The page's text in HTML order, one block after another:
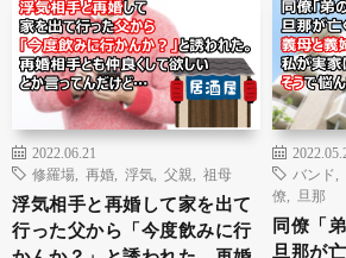
2022.06.21
修羅場
再婚 浮気 父親 祖母
浮気相手と再婚して家を出て
行った父から「今度飲みに行
バンド
僚
旦那
同僚「
旦那が